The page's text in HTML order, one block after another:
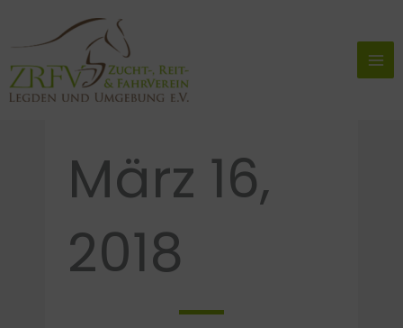
März 16,
2018